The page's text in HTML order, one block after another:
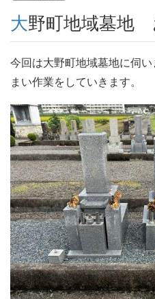
大野町地域墓
今回は大野町地域墓地に伺
まい作業をしていきます。